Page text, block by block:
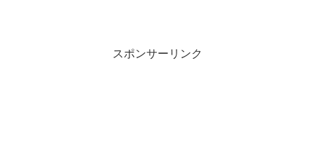
スポンサーリンク